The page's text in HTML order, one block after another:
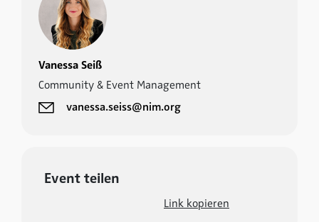
Vanessa Seiß
Community & Event Management
vanessa.seiss@nim.org
Event teilen
Link kopieren